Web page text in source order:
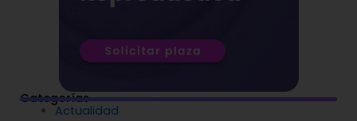
Categorías
Actualidad